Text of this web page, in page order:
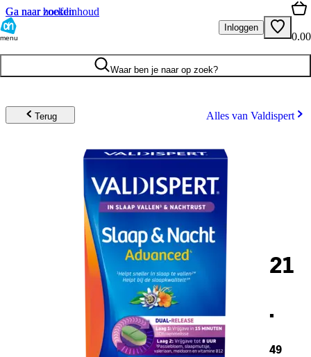
Ga naar hoofdinhoud
Ga naar zoeken
menu
Inloggen
0.00
Waar ben je naar op zoek?
Terug Alles van Valdispert
21
.
49